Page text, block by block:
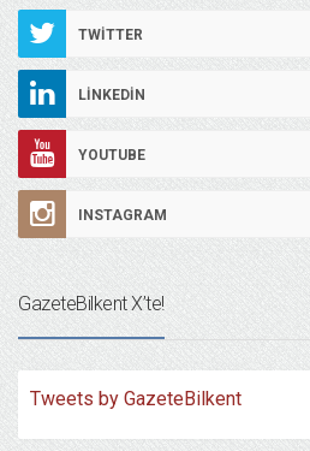
TWITTER
LINKEDIN
YOUTUBE
INSTAGRAM
GazeteBilkent X’te!
Tweets by GazeteBilkent